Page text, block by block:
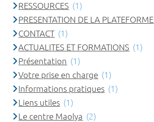
RESSOURCES (1)
PRESENTATION DE LA PLATEFORME
CONTACT (1)
ACTUALITES ET FORMATIONS (1)
Présentation (1)
Votre prise en charge (1)
Informations pratiques (1)
Liens utiles (1)
Le centre Maolya (2)